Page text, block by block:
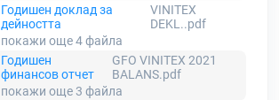
Годишен доклад за
дейността
VINITEX
DEKL..pdf
покажи още 4файла
Годишен
финансов отчет
GFO VINITEX 2021
BALANS.pdf
покажи още 3 файла